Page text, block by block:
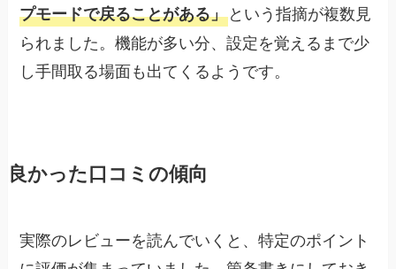
プモードで戻ることがある」という指摘が複数見
られました。機能が多い分、設定を覚えるまで少
し手間取る場面も出てくるようです。
良かった口コミの傾向
実際のレビューを読んでいくと、特定のポイント